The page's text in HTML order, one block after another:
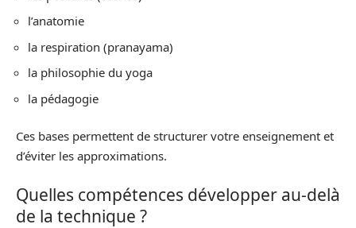
l’anatomie
la respiration (pranayama)
la philosophie du yoga
la pédagogie
Ces bases permettent de structurer votre enseignement et
d’éviter les approximations.
Quelles compétences développer au-delà
de la technique ?